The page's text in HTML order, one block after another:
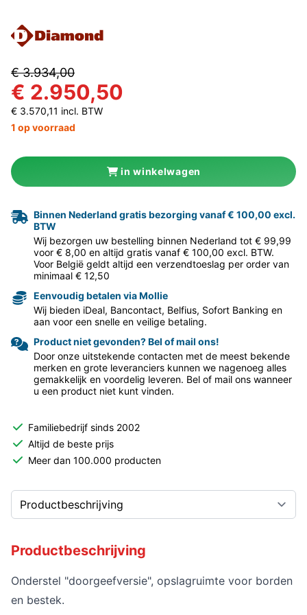
€ 3.934,00
€ 2.950,50
€ 3.570,11 incl. BTW
1 op voorraad
in winkelwagen
Binnen Nederland gratis bezorging vanaf € 100,00 excl.
BTW
Wij bezorgen uw bestelling binnen Nederland tot € 99,99
voor € 8,00 en altijd gratis vanaf € 100,00 excl. BTW.
Voor België geldt altijd een verzendtoeslag per order van
minimaal € 12,50
Eenvoudig betalen via Mollie
Wij bieden iDeal, Bancontact, Belfius, Sofort Banking en
aan voor een snelle en veilige betaling.
Product niet gevonden? Bel of mail ons!
Door onze uitstekende contacten met de meest bekende
merken en grote leveranciers kunnen we nagenoeg alles
gemakkelijk en voordelig leveren. Bel of mail ons wanneer
u een product niet kunt vinden.
Familiebedrijf sinds 2002
Altijd de beste prijs
Meer dan 100.000 producten
Productbeschrijving
Onderstel "doorgeefversie", opslagruimte voor borden
en bestek.